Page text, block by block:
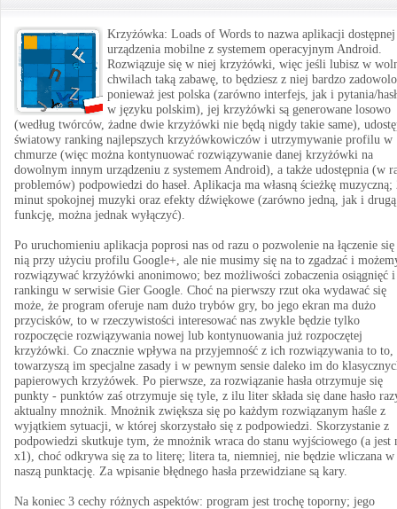
Krzyżówka: Loads of Words to nazwa aplikacji dostępnej
urządzenia mobilne z systemem operacyjnym Android.
Rozwiązuje się w niej krzyżówki, więc jeśli lubisz w
chwilach taką zabawę, to będziesz z niej bardzo
ponieważ jest polska (zarówno interfejs, jak i pytania/
w języku polskim), jej krzyżówki są generowane losowo
(według twórców, żadne dwie krzyżówki nie będą nigdy takie same),
światowy ranking najlepszych krzyżówkowiczów i utrzymywanie profilu w
chmurze (więc można kontynuować rozwiązywanie danej krzyżówki na
dowolnym innym urządzeniu z systemem Android), a także udostępnia (w
problemów) podpowiedzi do haseł. Aplikacja ma własną ścieżkę muzyczną;
minut spokojnej muzyki oraz efekty dźwiękowe (zarówno jedną, jak i drugą
funkcję, można jednak wyłączyć).
Po uruchomieniu aplikacja poprosi nas od razu o pozwolenie na łączenie się
nią przy użyciu profilu Google+, ale nie musimy się na to zgadzać i
rozwiązywać krzyżówki anonimowo; bez możliwości zobaczenia osiągnięć i
rankingu w serwisie Gier Google. Choć na pierwszy rzut oka wydawać się
może, że program oferuje nam dużo trybów gry, bo jego ekran ma dużo
przycisków, to w rzeczywistości interesować nas zwykle będzie tylko
rozpoczęcie rozwiązywania nowej lub kontynuowania już rozpoczętej
krzyżówki. Co znacznie wpływa na przyjemność z ich rozwiązywania to to,
towarzyszą im specjalne zasady i w pewnym sensie daleko im do
papierowych krzyżówek. Po pierwsze, za rozwiązanie hasła otrzymuje się
punkty - punktów zaś otrzymuje się tyle, z ilu liter składa się dane hasło
aktualny mnożnik. Mnożnik zwiększa się po każdym rozwiązanym haśle z
wyjątkiem sytuacji, w której skorzystało się z podpowiedzi. Skorzystanie z
podpowiedzi skutkuje tym, że mnożnik wraca do stanu wyjściowego (a jest
x1), choć odkrywa się za to literę; litera ta, niemniej, nie będzie wliczana w
naszą punktację. Za wpisanie błędnego hasła przewidziane są kary.
Na koniec 3 cechy różnych aspektów: program jest trochę toporny; jego